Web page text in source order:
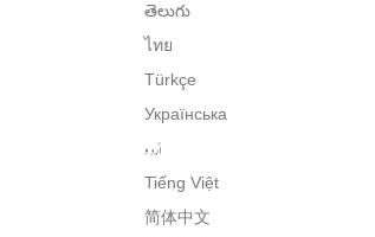
తెలుగు
ไทย
Türkçe
Українська
اُردو
Tiếng Việt
简体中文